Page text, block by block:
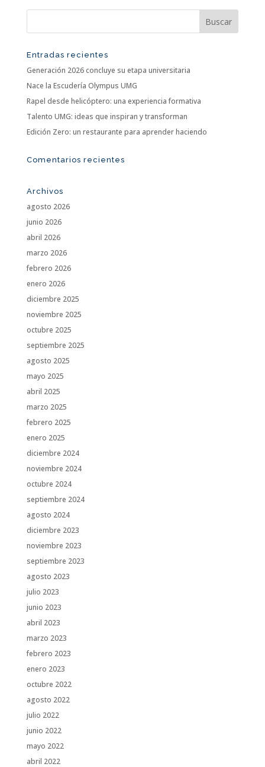
Entradas recientes
Generación 2026 concluye su etapa universitaria
Nace la Escudería Olympus UMG
Rapel desde helicóptero: una experiencia formativa
Talento UMG: ideas que inspiran y transforman
Edición Zero: un restaurante para aprender haciendo
Comentarios recientes
Archivos
agosto 2026
junio 2026
abril 2026
marzo 2026
febrero 2026
enero 2026
diciembre 2025
noviembre 2025
octubre 2025
septiembre 2025
agosto 2025
mayo 2025
abril 2025
marzo 2025
febrero 2025
enero 2025
diciembre 2024
noviembre 2024
octubre 2024
septiembre 2024
agosto 2024
diciembre 2023
noviembre 2023
septiembre 2023
agosto 2023
julio 2023
junio 2023
abril 2023
marzo 2023
febrero 2023
enero 2023
octubre 2022
agosto 2022
julio 2022
junio 2022
mayo 2022
abril 2022